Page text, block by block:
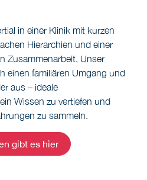
Hierarchien und einer
einen familiären Umgang und
aus – ideale
Wissen zu vertiefen und
zu sammeln.
gibt es hier